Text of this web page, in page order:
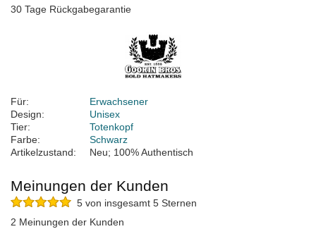
30 Tage Rückgabegarantie
Für:
Erwachsener
Design:
Unisex
Tier:
Totenkopf
Farbe:
Schwarz
Artikelzustand:
Neu; 100% Authentisch
Meinungen der Kunden
5 von insgesamt 5 Sternen
2 Meinungen der Kunden